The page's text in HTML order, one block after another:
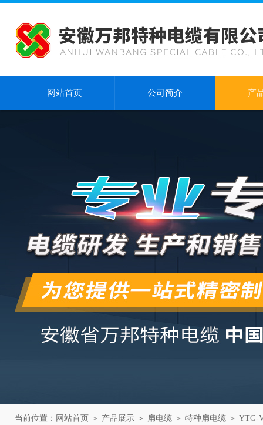
网站首页 公司简介 产
当前位置： 网站首页 ＞ 产品展示 ＞ 扁电缆 ＞ 特种扁电缆 ＞ YTG-